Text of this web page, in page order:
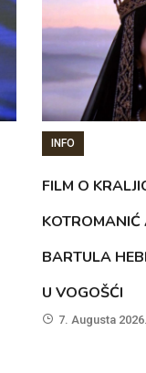
INFO
FILM O
KOTROMANIĆ
BARTULA
U VOGOŠĆI
7. Augusta 2026.